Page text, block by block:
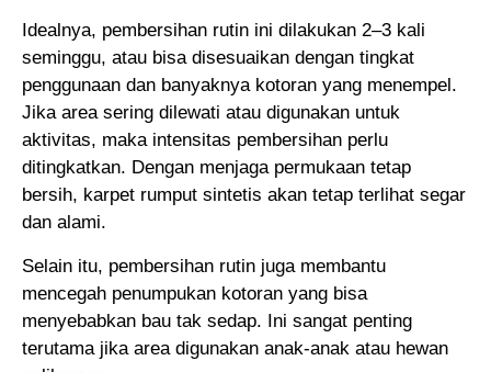
Idealnya, pembersihan rutin ini dilakukan 2–3 kali
seminggu, atau bisa disesuaikan dengan tingkat
penggunaan dan banyaknya kotoran yang menempel.
Jika area sering dilewati atau digunakan untuk
aktivitas, maka intensitas pembersihan perlu
ditingkatkan. Dengan menjaga permukaan tetap
bersih, karpet rumput sintetis akan tetap terlihat segar
dan alami.
Selain itu, pembersihan rutin juga membantu
mencegah penumpukan kotoran yang bisa
menyebabkan bau tak sedap. Ini sangat penting
terutama jika area digunakan anak-anak atau hewan